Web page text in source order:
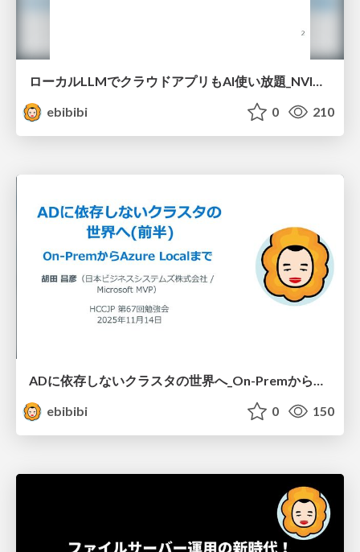
ローカルLLMでクラウドアプリもAI使い放題_NVIDIA DGX Spark × Azure ハイブリッド構成
ebibibi
0 210
ADに依存しないクラスタの世界へ_On-PremからAzureLocalまで_前半_.pdf
ebibibi
0 150